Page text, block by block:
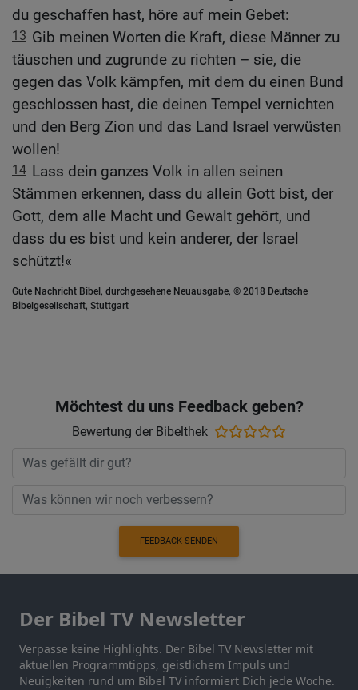
du geschaffen hast, höre auf mein Gebet:
13 Gib meinen Worten die Kraft, diese Männer zu
täuschen und zugrunde zu richten – sie, die
gegen das Volk kämpfen, mit dem du einen Bund
geschlossen hast, die deinen Tempel vernichten
und den Berg Zion und das Land Israel verwüsten
wollen!
14 Lass dein ganzes Volk in allen seinen
Stämmen erkennen, dass du allein Gott bist, der
Gott, dem alle Macht und Gewalt gehört, und
dass du es bist und kein anderer, der Israel
schützt!«
Gute Nachricht Bibel, durchgesehene Neuausgabe, © 2018 Deutsche
Bibelgesellschaft, Stuttgart
Möchtest du uns Feedback geben?
Bewertung der Bibelthek
FEEDBACK SENDEN
Der Bibel TV Newsletter
Verpasse keine Highlights. Der Bibel TV Newsletter mit
aktuellen Programmtipps, geistlichem Impuls und
Neuigkeiten rund um Bibel TV informiert Dich jede Woche.